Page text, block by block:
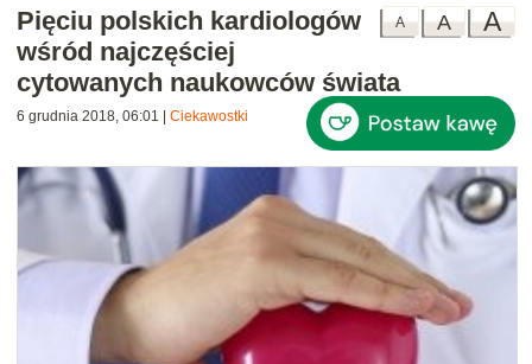
A
A
A
Pięciu polskich kardiologów
wśród najczęściej
cytowanych naukowców świata
6 grudnia 2018, 06:01 Ciekawostki